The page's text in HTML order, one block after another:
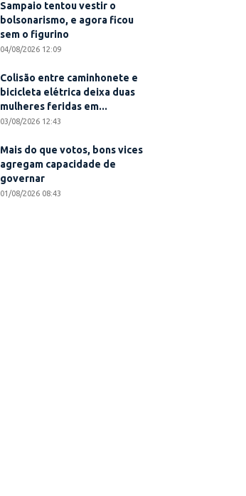
Sampaio tentou vestir o
bolsonarismo, e agora ficou
sem o figurino
04/08/2026 12:09
Colisão entre caminhonete e
bicicleta elétrica deixa duas
mulheres feridas em...
03/08/2026 12:43
Mais do que votos, bons vices
agregam capacidade de
governar
01/08/2026 08:43